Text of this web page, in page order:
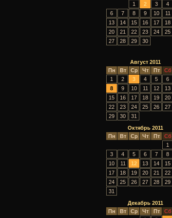
1
2 3 4
6
7 8 9 10 11
13
14 15 16 17 18
20
21 22 23 24 25
27
28 29 30
Август 2011
Пн
Вт Ср Чт Пт Сб
1
2 3 4 5 6
8
9 10 11 12 13
15
16 17 18 19 20
22
23 24 25 26 27
29
30
31
Октябрь 2011
Пн
Вт Ср Чт Пт Сб
1
3
4 5 6 7 8
10
11 12 13 14 15
17
18 19 20 21 22
24
25 26 27 28 29
31
Декабрь 2011
Пн
Вт Ср Чт Пт Сб